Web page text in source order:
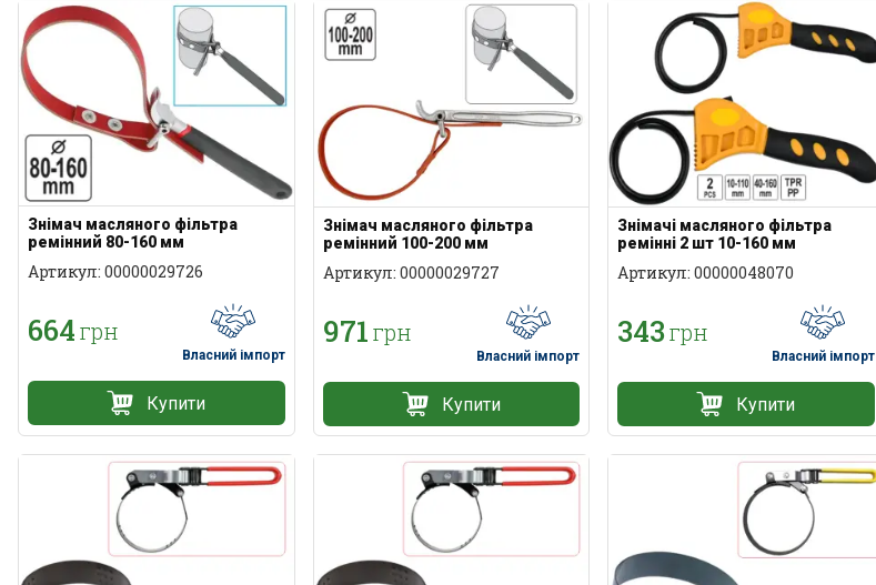
Знімач масляного фільтра
ремінний 80-160 мм
Артикул: 00000029726
664грн
Власний імпорт
Купити
Знімач масляного фільтра
ремінний 100-200 мм
Артикул: 00000029727
971грн
Власний імпорт
Купити
Знімачі масляного фільтра
ремінні 2 шт 10-160 мм
Артикул: 00000048070
343грн
Власний імпорт
Купити